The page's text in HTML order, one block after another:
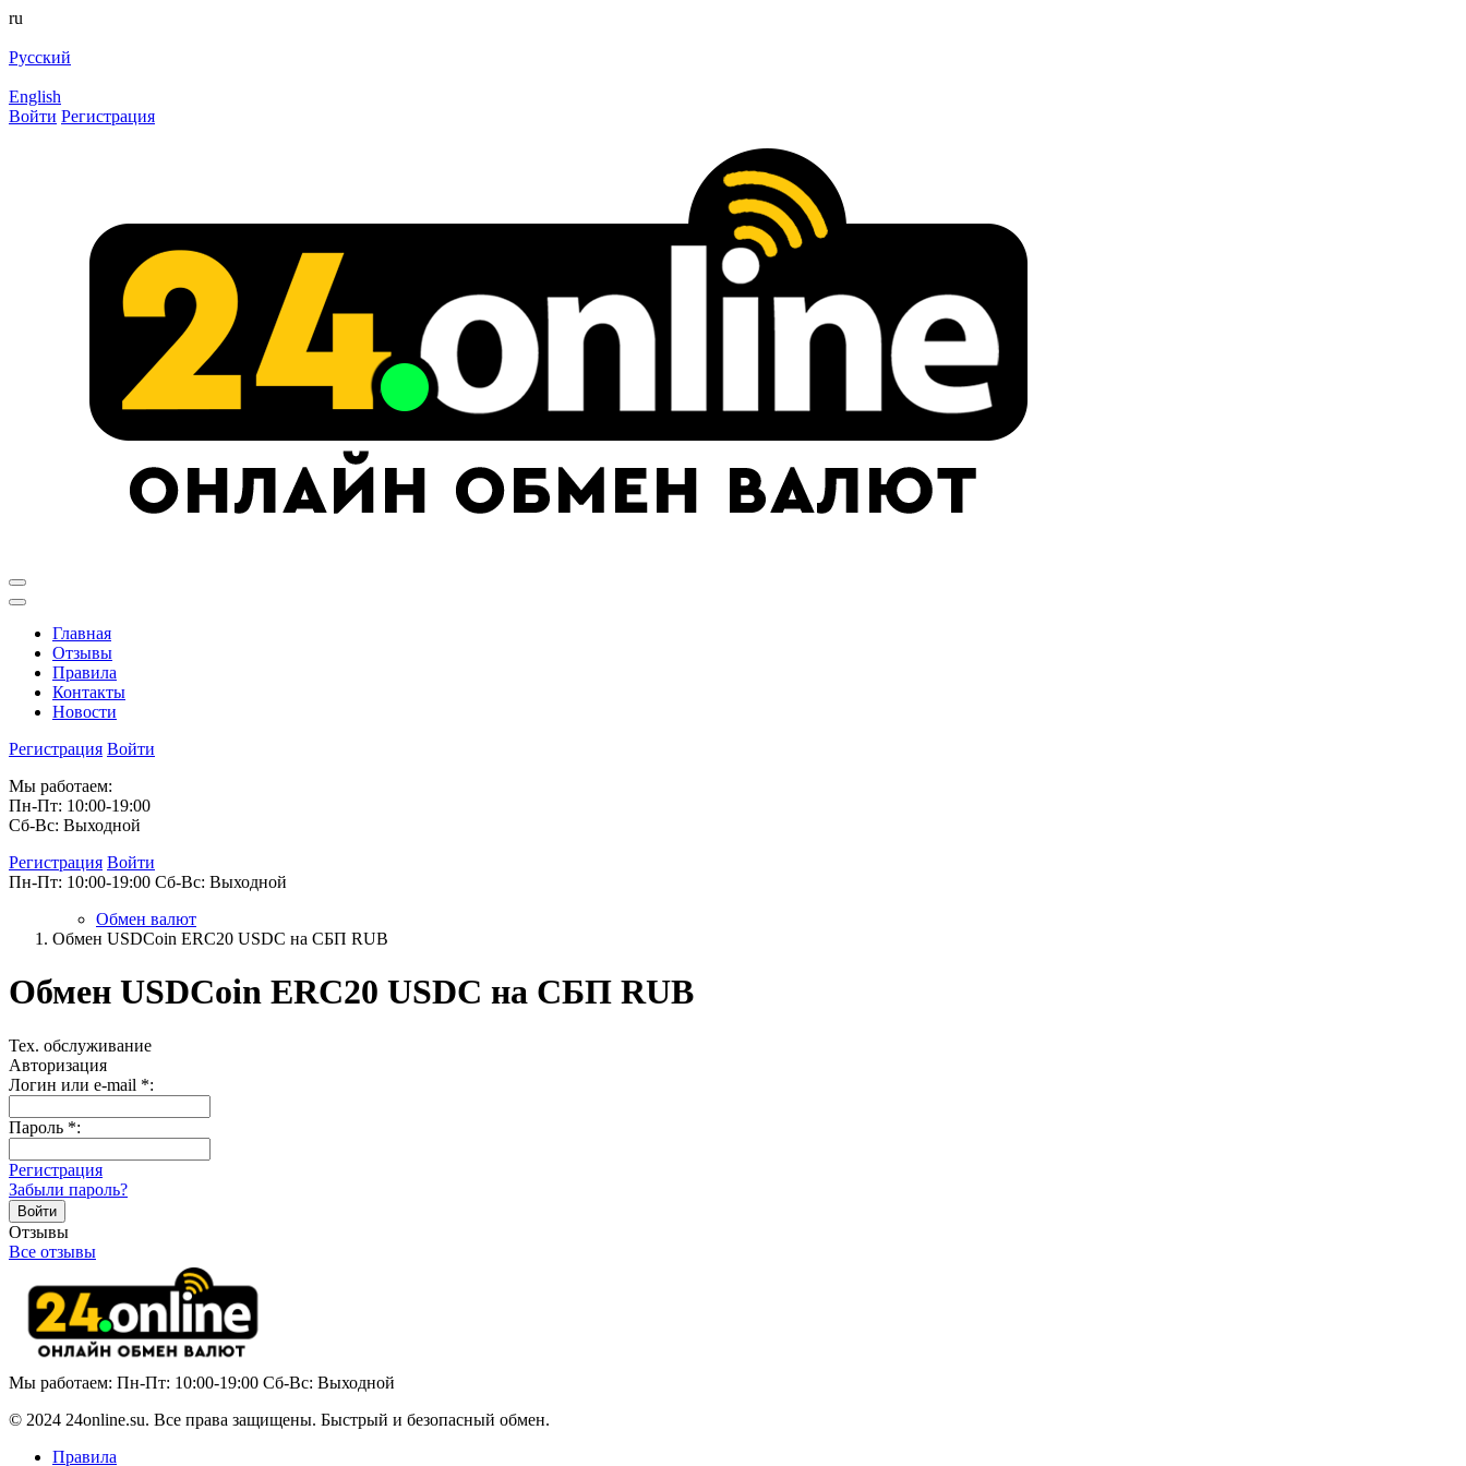
ru
Русский
English
Войти Регистрация
Главная
Отзывы
Правила
Контакты
Новости
Регистрация Войти
Мы работаем:
Пн-Пт: 10:00-19:00
Сб-Вс: Выходной
Регистрация Войти
Пн-Пт: 10:00-19:00 Сб-Вс: Выходной
Обмен валют
Обмен USDCoin ERC20 USDC на СБП RUB
Обмен USDCoin ERC20 USDC на СБП RUB
Тех. обслуживание
Авторизация
Логин или e-mail *:
Пароль *:
Регистрация
Забыли пароль?
Отзывы
Все отзывы
Мы работаем: Пн-Пт: 10:00-19:00 Сб-Вс: Выходной
© 2024 24online.su. Все права защищены. Быстрый и безопасный обмен.
Правила